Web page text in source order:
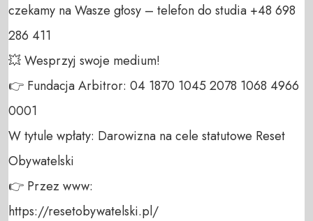
czekamy na Wasze głosy – telefon do studia +48 698
286 411
💥 Wesprzyj swoje medium!
👉 Fundacja Arbitror: 04 1870 1045 2078 1068 4966
0001
W tytule wpłaty: Darowizna na cele statutowe Reset
Obywatelski
👉 Przez www:
https://resetobywatelski.pl/